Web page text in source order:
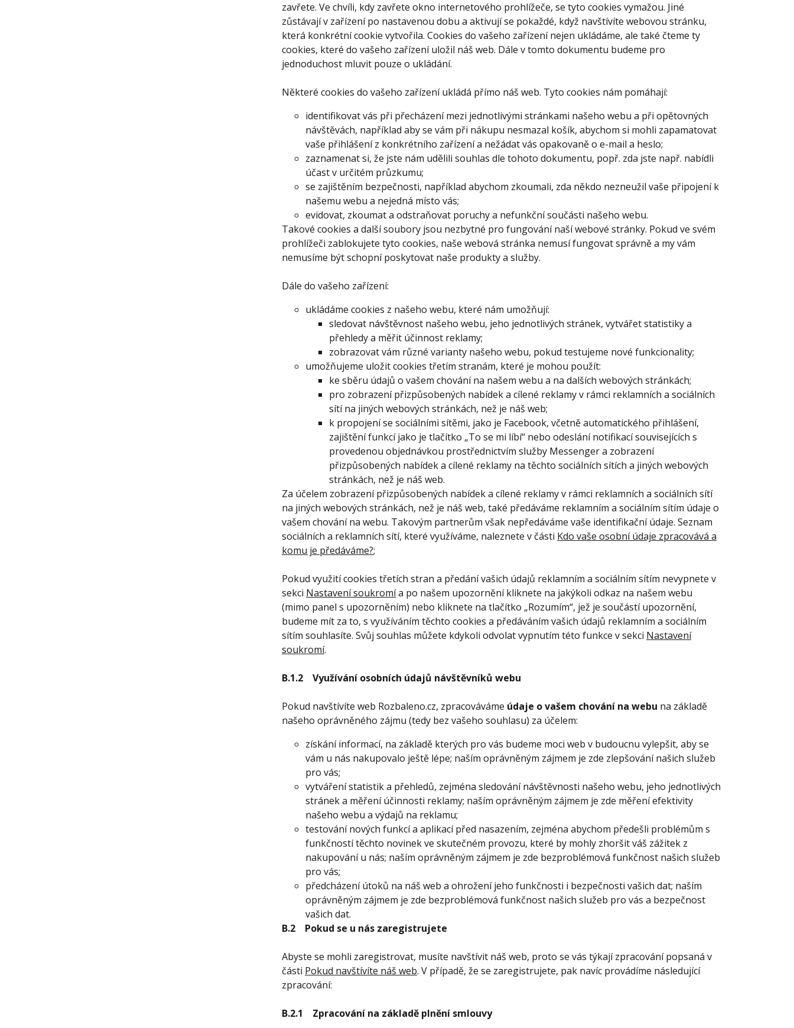
zavřete. Ve chvíli, kdy zavřete okno internetového prohlížeče, se tyto cookies vymažou. Jiné
zůstávají v zařízení po nastavenou dobu a aktivují se pokaždé, když navštívíte webovou stránku,
která konkrétní cookie vytvořila. Cookies do vašeho zařízení nejen ukládáme, ale také čteme ty
cookies, které do vašeho zařízení uložil náš web. Dále v tomto dokumentu budeme pro
jednoduchost mluvit pouze o ukládání.
Některé cookies do vašeho zařízení ukládá přímo náš web. Tyto cookies nám pomáhají:
identifikovat vás při přecházení mezi jednotlivými stránkami našeho webu a při opětovných
návštěvách, například aby se vám při nákupu nesmazal košík, abychom si mohli zapamatovat
vaše přihlášení z konkrétního zařízení a nežádat vás opakovaně o e-mail a heslo;
zaznamenat si, že jste nám udělili souhlas dle tohoto dokumentu, popř. zda jste např. nabídli
účast v určitém průzkumu;
se zajištěním bezpečnosti, například abychom zkoumali, zda někdo nezneužil vaše připojení k
našemu webu a nejedná místo vás;
evidovat, zkoumat a odstraňovat poruchy a nefunkční součásti našeho webu.
Takové cookies a další soubory jsou nezbytné pro fungování naší webové stránky. Pokud ve svém
prohlížeči zablokujete tyto cookies, naše webová stránka nemusí fungovat správně a my vám
nemusíme být schopní poskytovat naše produkty a služby.
Dále do vašeho zařízení:
ukládáme cookies z našeho webu, které nám umožňují:
sledovat návštěvnost našeho webu, jeho jednotlivých stránek, vytvářet statistiky a
přehledy a měřit účinnost reklamy;
zobrazovat vám různé varianty našeho webu, pokud testujeme nové funkcionality;
umožňujeme uložit cookies třetím stranám, které je mohou použít:
ke sběru údajů o vašem chování na našem webu a na dalších webových stránkách;
pro zobrazení přizpůsobených nabídek a cílené reklamy v rámci reklamních a sociálních
sítí na jiných webových stránkách, než je náš web;
k propojení se sociálními sítěmi, jako je Facebook, včetně automatického přihlášení,
zajištění funkcí jako je tlačítko „To se mi líbí“ nebo odeslání notifikací souvisejících s
provedenou objednávkou prostřednictvím služby Messenger a zobrazení
přizpůsobených nabídek a cílené reklamy na těchto sociálních sítích a jiných webových
stránkách, než je náš web.
Za účelem zobrazení přizpůsobených nabídek a cílené reklamy v rámci reklamních a sociálních sítí
na jiných webových stránkách, než je náš web, také předáváme reklamním a sociálním sítím údaje o
vašem chování na webu. Takovým partnerům však nepředáváme vaše identifikační údaje. Seznam
sociálních a reklamních sítí, které využíváme, naleznete v části Kdo vaše osobní údaje zpracovává a
komu je předáváme?;
Pokud využití cookies třetích stran a předání vašich údajů reklamním a sociálním sítím nevypnete v
sekci Nastavení soukromía po našem upozornění kliknete na jakýkoli odkaz na našem webu
(mimo panel s upozorněním) nebo kliknete na tlačítko „Rozumím“, jež je součástí upozornění,
budeme mít za to, s využíváním těchto cookies a předáváním vašich údajů reklamním a sociálním
sítím souhlasíte. Svůj souhlas můžete kdykoli odvolat vypnutím této funkce v sekci Nastavení
soukromí.
B.1.2 Využívání osobních údajů návštěvníků webu
Pokud navštívíte web Rozbaleno.cz, zpracováváme údaje o vašem chování na webu na základě
našeho oprávněného zájmu (tedy bez vašeho souhlasu) za účelem:
získání informací, na základě kterých pro vás budeme moci web v budoucnu vylepšit, aby se
vám u nás nakupovalo ještě lépe; naším oprávněným zájmem je zde zlepšování našich služeb
pro vás;
vytváření statistik a přehledů, zejména sledování návštěvnosti našeho webu, jeho jednotlivých
stránek a měření účinnosti reklamy; naším oprávněným zájmem je zde měření efektivity
našeho webu a výdajů na reklamu;
testování nových funkcí a aplikací před nasazením, zejména abychom předešli problémům s
funkčností těchto novinek ve skutečném provozu, které by mohly zhoršit váš zážitek z
nakupování u nás; naším oprávněným zájmem je zde bezproblémová funkčnost našich služeb
pro vás;
předcházení útoků na náš web a ohrožení jeho funkčnosti i bezpečnosti vašich dat; naším
oprávněným zájmem je zde bezproblémová funkčnost našich služeb pro vás a bezpečnost
vašich dat.
B.2 Pokud se u nás zaregistrujete
Abyste se mohli zaregistrovat, musíte navštívit náš web, proto se vás týkají zpracování popsaná v
části Pokud navštívíte náš web. V případě, že se zaregistrujete, pak navíc provádíme následující
zpracování:
B.2.1 Zpracování na základě plnění smlouvy